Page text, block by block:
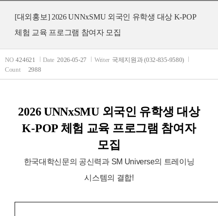
[대외홍보] 2026 UNNxSMU 외국인 유학생 대상 K-POP
체험 교육 프로그램 참여자 모집
NO 424621 Date 2026-05-27 Writer 국제지원과 (032-835-9580)
Count
2988
2026 UNNxSMU 외국인 유학생 대상
K-POP 체험 교육 프로그램 참여자
모집
한국대학신문의 공신력과 SM Universe의 트레이닝
시스템의 결합!